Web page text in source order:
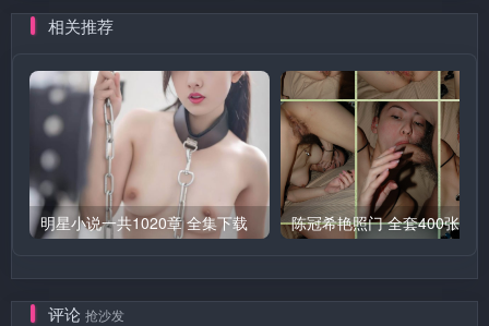
相关推荐
明星小说一共1020章 全集下载
评论 抢沙发